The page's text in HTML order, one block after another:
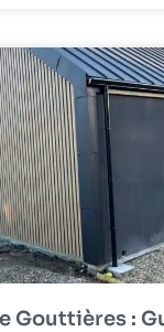
Gouttières :